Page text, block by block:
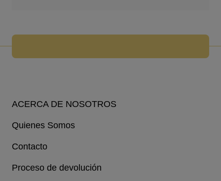
ACERCA DE NOSOTROS
Quienes Somos
Contacto
Proceso de devolución